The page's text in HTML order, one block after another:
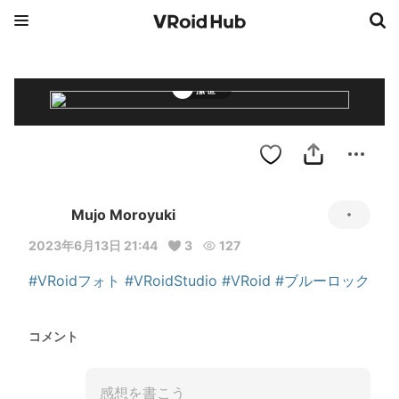
潔 世一
Mujo Moroyuki
2023年6月13日 21:44 3 127
#VRoidフォト #VRoidStudio #VRoid #ブルーロック
コメント